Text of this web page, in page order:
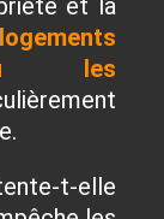
logements
ou les
t-elle